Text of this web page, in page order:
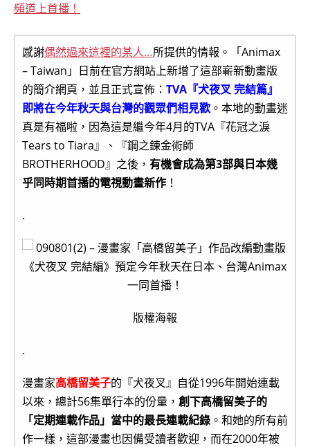
頻道上首播！
感謝偶然過來這裡的某人…所提供的情報。「Animax
– Taiwan」日前在官方網站上新增了這部嶄新動畫版
的簡介網頁，並且正式宣佈： TVA『犬夜叉 完結篇』
即將在今年秋天與台灣的觀眾們相見歡 。本地的動畫迷
真是有福啦，因為這是繼今年4月的TVA『花冠之淚
Tears to Tiara』、『鋼之鍊金術師
BROTHERHOOD』之後， 有機會成為第3部與日本幾
乎同時期首播的電視動畫新作 ！
.
版權海報
.
漫畫家高橋留美子的『犬夜叉』自從1996年開始連載
以來，總計56集單行本的份量， 創下高橋留美子的
「定期連載作品」當中的最長連載紀錄 。和她的所有前
作一樣，這部漫畫也因備受讀者歡迎，而在2000年被